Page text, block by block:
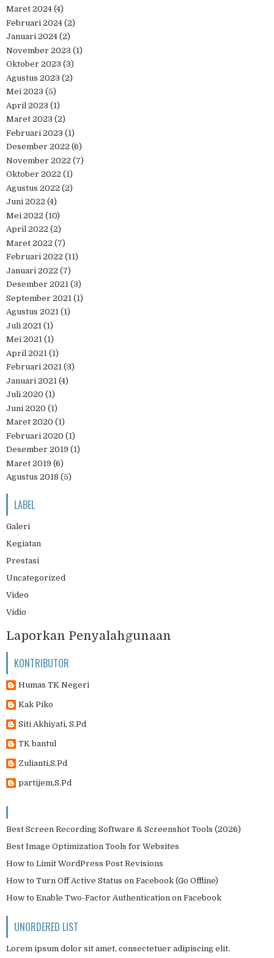
Maret 2024 (4)
Februari 2024 (2)
Januari 2024 (2)
November 2023 (1)
Oktober 2023 (3)
Agustus 2023 (2)
Mei 2023 (5)
April 2023 (1)
Maret 2023 (2)
Februari 2023 (1)
Desember 2022 (6)
November 2022 (7)
Oktober 2022 (1)
Agustus 2022 (2)
Juni 2022 (4)
Mei 2022 (10)
April 2022 (2)
Maret 2022 (7)
Februari 2022 (11)
Januari 2022 (7)
Desember 2021 (3)
September 2021 (1)
Agustus 2021 (1)
Juli 2021 (1)
Mei 2021 (1)
April 2021 (1)
Februari 2021 (3)
Januari 2021 (4)
Juli 2020 (1)
Juni 2020 (1)
Maret 2020 (1)
Februari 2020 (1)
Desember 2019 (1)
Maret 2019 (6)
Agustus 2018 (5)
LABEL
Galeri
Kegiatan
Prestasi
Uncategorized
Video
Vidio
Laporkan Penyalahgunaan
KONTRIBUTOR
Humas TK Negeri
Kak Piko
Siti Akhiyati, S.Pd
TK bantul
Zulianti,S.Pd
partijem,S.Pd
Best Screen Recording Software & Screenshot Tools (2026)
Best Image Optimization Tools for Websites
How to Limit WordPress Post Revisions
How to Turn Off Active Status on Facebook (Go Offline)
How to Enable Two-Factor Authentication on Facebook
UNORDERED LIST
Lorem ipsum dolor sit amet, consectetuer adipiscing elit.